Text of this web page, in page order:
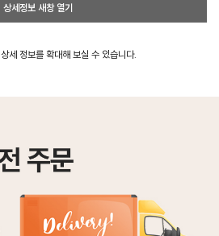
상세정보 새창 열기
상세 정보를 확대해 보실 수 있습니다.